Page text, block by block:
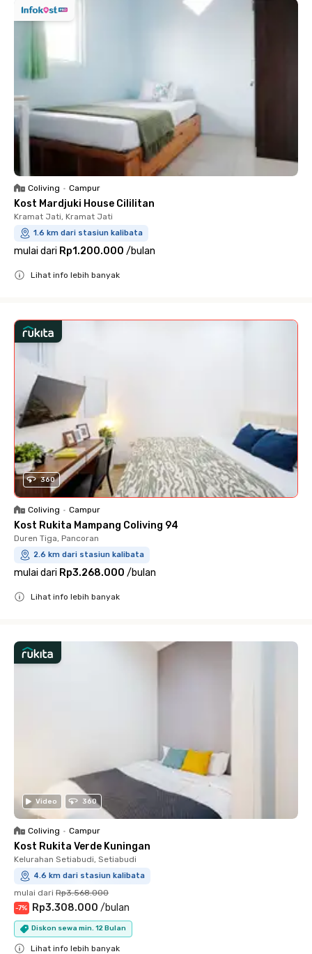
Coliving • Campur
Kost Mardjuki House Cililitan
Kramat Jati, Kramat Jati
1.6 km dari stasiun kalibata
mulai dari Rp1.200.000 /bulan
Lihat info lebih banyak
360
Coliving • Campur
Kost Rukita Mampang Coliving 94
Duren Tiga, Pancoran
2.6 km dari stasiun kalibata
mulai dari Rp3.268.000 /bulan
Lihat info lebih banyak
Video 360
Coliving • Campur
Kost Rukita Verde Kuningan
Kelurahan Setiabudi, Setiabudi
4.6 km dari stasiun kalibata
mulai dari Rp3.568.000
-7% Rp3.308.000 /bulan
Diskon sewa min. 12 Bulan
Lihat info lebih banyak